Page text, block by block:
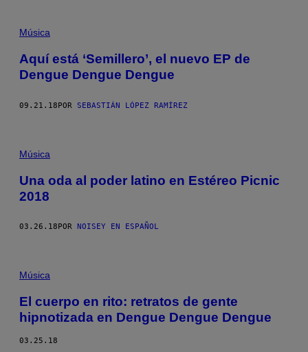
Música
Aquí está ‘Semillero’, el nuevo EP de
Dengue Dengue Dengue
09.21.18POR SEBASTIÁN LÓPEZ RAMÍREZ
Música
Una oda al poder latino en Estéreo Picnic
2018
03.26.18 POR NOISEY EN ESPAÑOL
Música
El cuerpo en rito: retratos de gente
hipnotizada en Dengue Dengue Dengue
03.25.18